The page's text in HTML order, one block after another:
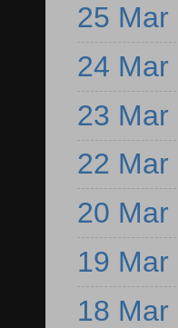
25 Mar
24 Mar
23 Mar
22 Mar
20 Mar
19 Mar
18 Mar